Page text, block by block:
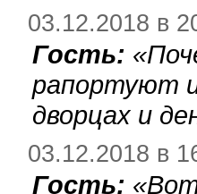
03.12.2018 в
Гость: «
рапортуют
дворцах и
03.12.2018 в
Гость: «